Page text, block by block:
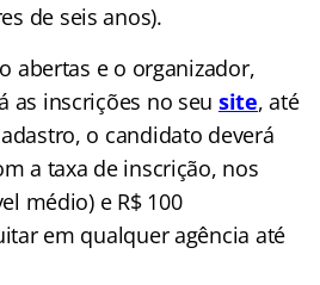
de seis anos).
abertas e o organizador,
as inscrições no seu site,até
o candidato deverá
a taxa de inscrição, nos
médio) e R$ 100
em qualquer agência até